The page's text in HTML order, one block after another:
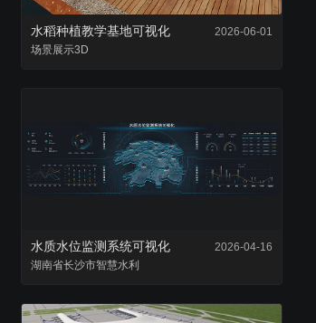
水稻种植教学基地可视化
2026-06-01
场景展示3D
水质水位监测系统可视化
2026-04-16
湖南省长沙市智慧水利